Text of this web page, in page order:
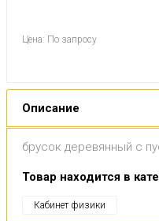
Цена: По запросу
Описание
брусок деревянный с
Товар находится в
Кабинет физики